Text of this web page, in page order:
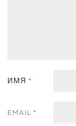
ИМЯ *
EMAIL *